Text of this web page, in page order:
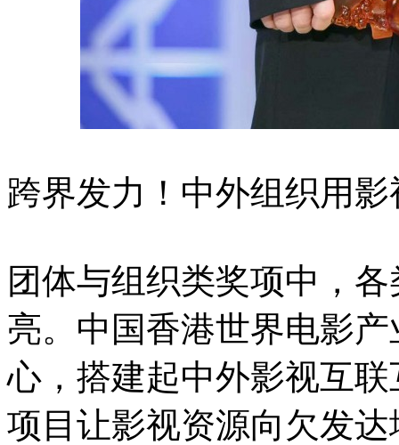
跨界发力！中外组织用
团体与组织类奖项中，
亮。中国香港世界电影
心，搭建起中外影视互
项目让影视资源向欠发